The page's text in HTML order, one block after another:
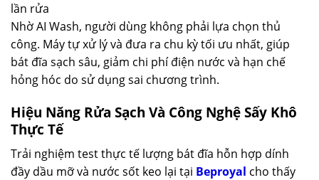
lần rửa
Nhờ AI Wash, người dùng không phải lựa chọn thủ
công. Máy tự xử lý và đưa ra chu kỳ tối ưu nhất, giúp
bát đĩa sạch sâu, giảm chi phí điện nước và hạn chế
hỏng hóc do sử dụng sai chương trình.
Hiệu Năng Rửa Sạch Và Công Nghệ Sấy Khô
Thực Tế
Trải nghiệm test thực tế lượng bát đĩa hỗn hợp dính
đầy dầu mỡ và nước sốt keo lại tại Beproyal cho thấy